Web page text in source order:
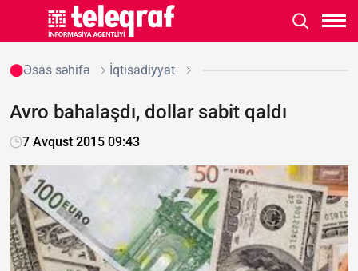
Əsas səhifə İqtisadiyyat
Avro bahalaşdı, dollar sabit qaldı
7 Avqust 2015 09:43